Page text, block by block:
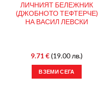
ЛИЧНИЯТ БЕЛЕЖНИК
(ДЖОБНОТО ТЕФТЕРЧЕ)
НА ВАСИЛ ЛЕВСКИ
9.71 €(19.00 лв.)
ВЗЕМИ СЕГА